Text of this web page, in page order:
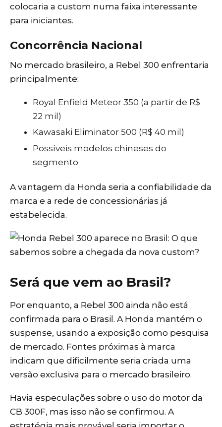
colocaria a custom numa faixa interessante
para iniciantes.
Concorrência Nacional
No mercado brasileiro, a Rebel 300 enfrentaria
principalmente:
Royal Enfield Meteor 350 (a partir de R$
22 mil)
Kawasaki Eliminator 500 (R$ 40 mil)
Possíveis modelos chineses do
segmento
A vantagem da Honda seria a confiabilidade da
marca e a rede de concessionárias já
estabelecida.
Será que vem ao Brasil?
Por enquanto, a Rebel 300 ainda não está
confirmada para o Brasil. A Honda mantém o
suspense, usando a exposição como pesquisa
de mercado. Fontes próximas à marca
indicam que dificilmente seria criada uma
versão exclusiva para o mercado brasileiro.
Havia especulações sobre o uso do motor da
CB 300F, mas isso não se confirmou. A